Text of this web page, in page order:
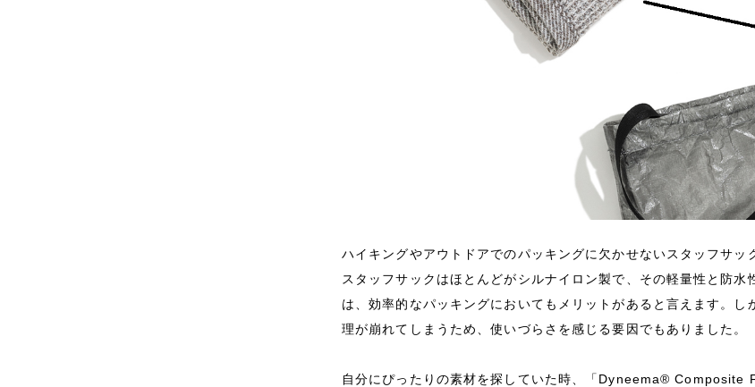
ハイキングやアウトドアでのパッキングに欠かせないスタッフサ
スタッフサックはほとんどがシルナイロン製で、その軽量性と防
は、効率的なパッキングにおいてもメリットがあると言えます。
理が崩れてしまうため、使いづらさを感じる要因でもありました。
自分にぴったりの素材を探していた時、「Dyneema® Composite